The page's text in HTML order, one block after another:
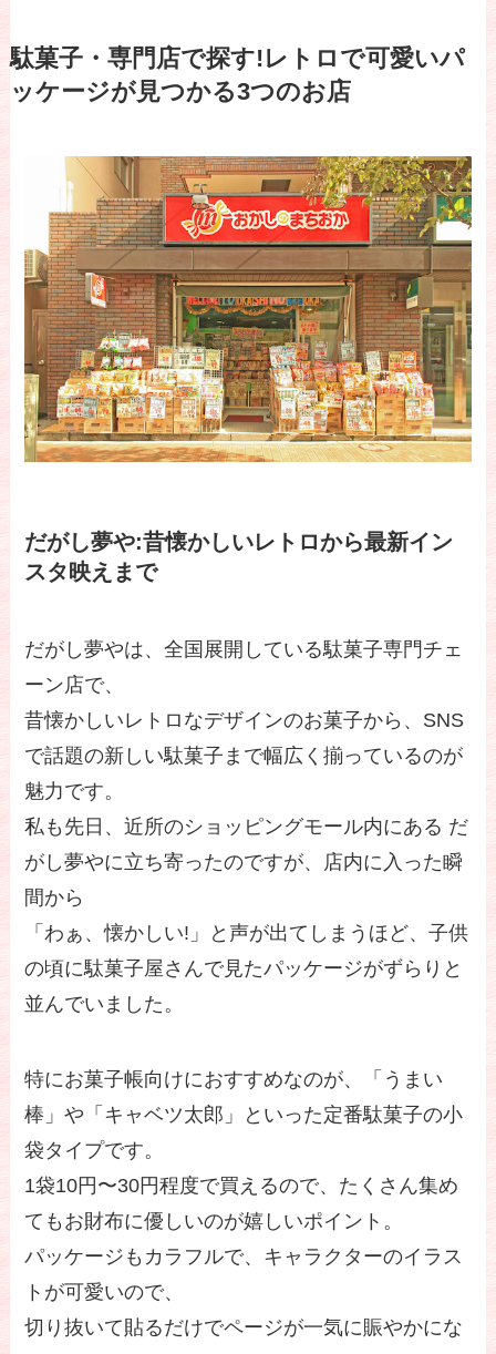
駄菓子・専門店で探す!レトロで可愛いパ
ッケージが見つかる3つのお店
だがし夢や:昔懐かしいレトロから最新イン
スタ映えまで
だがし夢やは、全国展開している駄菓子専門チェ
ーン店で、
昔懐かしいレトロなデザインのお菓子から、SNS
で話題の新しい駄菓子まで幅広く揃っているのが
魅力です。
私も先日、近所のショッピングモール内にある だ
がし夢やに立ち寄ったのですが、店内に入った瞬
間から
「わぁ、懐かしい!」と声が出てしまうほど、子供
の頃に駄菓子屋さんで見たパッケージがずらりと
並んでいました。
特にお菓子帳向けにおすすめなのが、「うまい
棒」や「キャベツ太郎」といった定番駄菓子の小
袋タイプです。
1袋10円〜30円程度で買えるので、たくさん集め
てもお財布に優しいのが嬉しいポイント。
パッケージもカラフルで、キャラクターのイラス
トが可愛いので、
切り抜いて貼るだけでページが一気に賑やかにな